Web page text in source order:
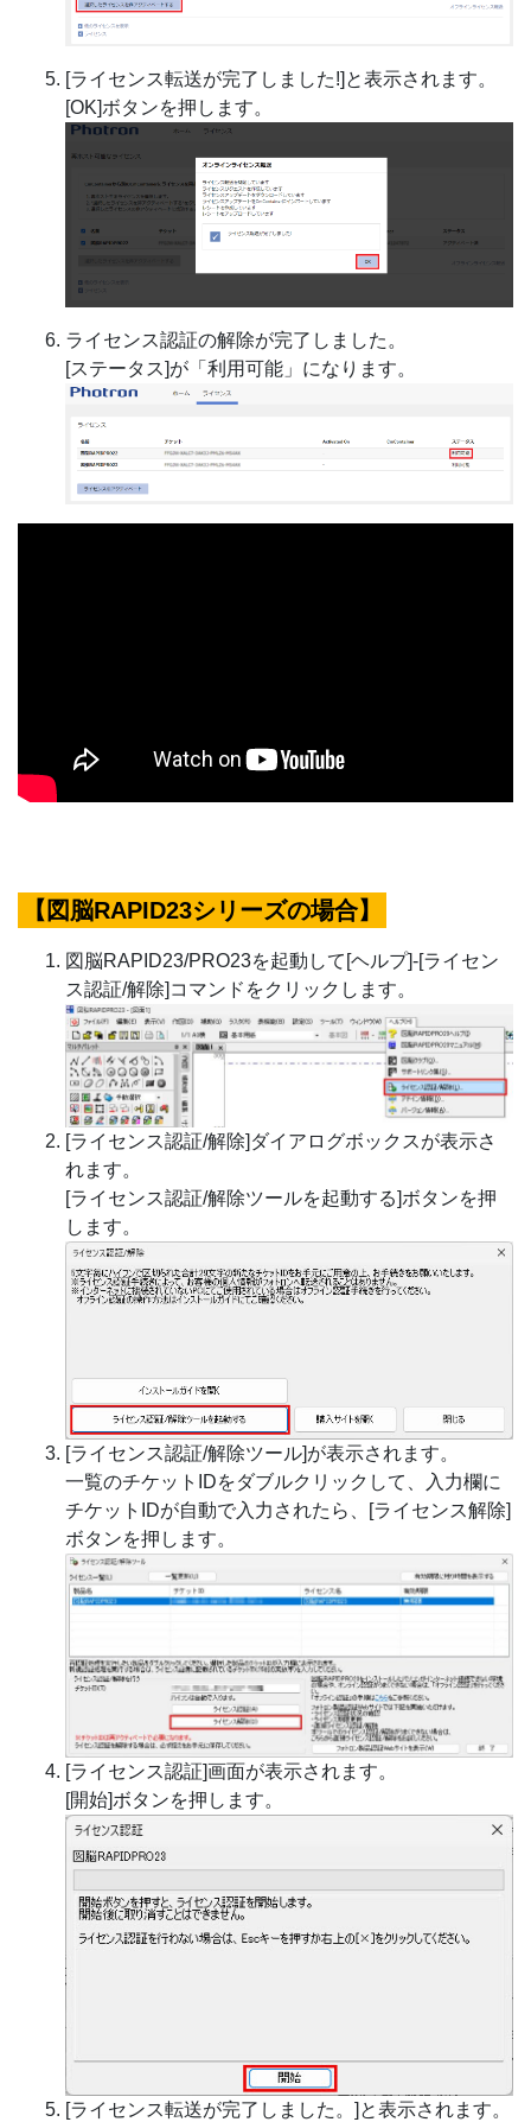
[ライセンス転送が完了しました!]と表示されます。
[OK]ボタンを押します。
ライセンス認証の解除が完了しました。
[ステータス]が「利用可能」になります。
【図脳RAPID23シリーズの場合】
図脳RAPID23/PRO23を起動して[ヘルプ]-[ライセン
ス認証/解除]コマンドをクリックします。
[ライセンス認証/解除]ダイアログボックスが表示さ
れます。
[ライセンス認証/解除ツールを起動する]ボタンを押
します。
[ライセンス認証/解除ツール]が表示されます。
一覧のチケットIDをダブルクリックして、入力欄に
チケットIDが自動で入力されたら、[ライセンス解除]
ボタンを押します。
[ライセンス認証]画面が表示されます。
[開始]ボタンを押します。
[ライセンス転送が完了しました。]と表示されます。